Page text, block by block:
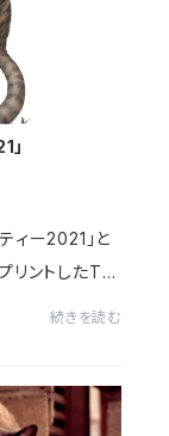
」
ィー2021」と
リントしたTシ
続きを読む